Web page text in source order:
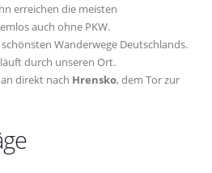
erreichen die meisten
auch ohne PKW.
Wanderwege Deutschlands.
durch unseren Ort.
direkt nach Hrensko, dem Tor zur